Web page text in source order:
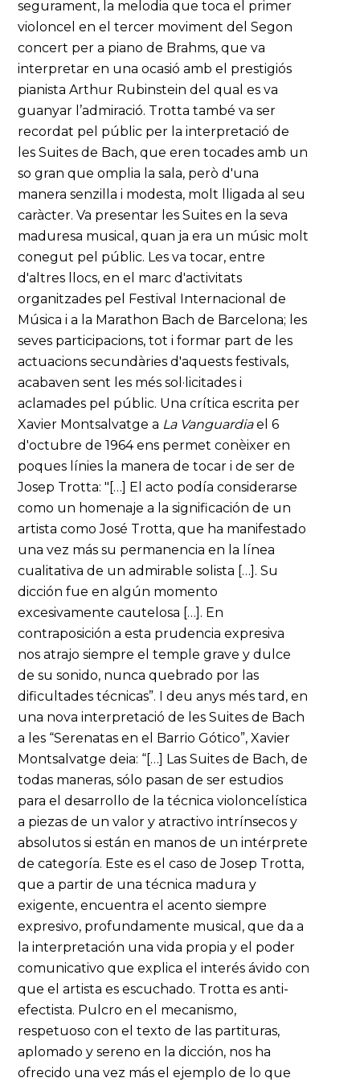
segurament, la melodia que toca el primer
violoncel en el tercer moviment del Segon
concert per a piano de Brahms, que va
interpretar en una ocasió amb el prestigiós
pianista Arthur Rubinstein del qual es va
guanyar l’admiració. Trotta també va ser
recordat pel públic per la interpretació de
les Suites de Bach, que eren tocades amb un
so gran que omplia la sala, però d'una
manera senzilla i modesta, molt lligada al seu
caràcter. Va presentar les Suites en la seva
maduresa musical, quan ja era un músic molt
conegut pel públic. Les va tocar, entre
d'altres llocs, en el marc d'activitats
organitzades pel Festival Internacional de
Música i a la Marathon Bach de Barcelona; les
seves participacions, tot i formar part de les
actuacions secundàries d'aquests festivals,
acabaven sent les més sol·licitades i
aclamades pel públic. Una crítica escrita per
Xavier Montsalvatge a La Vanguardiael 6
d'octubre de 1964 ens permet conèixer en
poques línies la manera de tocar i de ser de
Josep Trotta: "[…] El acto podía considerarse
como un homenaje a la significación de un
artista como José Trotta, que ha manifestado
una vez más su permanencia en la línea
cualitativa de un admirable solista […]. Su
dicción fue en algún momento
excesivamente cautelosa […]. En
contraposición a esta prudencia expresiva
nos atrajo siempre el temple grave y dulce
de su sonido, nunca quebrado por las
dificultades técnicas”. I deu anys més tard, en
una nova interpretació de les Suites de Bach
a les “Serenatas en el Barrio Gótico”, Xavier
Montsalvatge deia: “[…] Las Suites de Bach, de
todas maneras, sólo pasan de ser estudios
para el desarrollo de la técnica violoncelística
a piezas de un valor y atractivo intrínsecos y
absolutos si están en manos de un intérprete
de categoría. Este es el caso de Josep Trotta,
que a partir de una técnica madura y
exigente, encuentra el acento siempre
expresivo, profundamente musical, que da a
la interpretación una vida propia y el poder
comunicativo que explica el interés ávido con
que el artista es escuchado. Trotta es anti-
efectista. Pulcro en el mecanismo,
respetuoso con el texto de las partituras,
aplomado y sereno en la dicción, nos ha
ofrecido una vez más el ejemplo de lo que